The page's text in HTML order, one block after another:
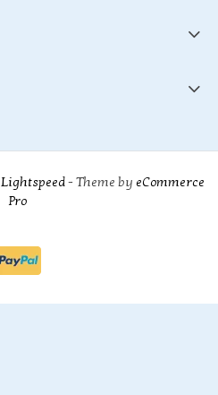
Lightspeed- Theme by eCommerce
Pro